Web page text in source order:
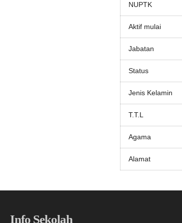
NUPTK
Aktif mulai
Jabatan
Status
Jenis Kelamin
T.T.L
Agama
Alamat
Info Sekolah